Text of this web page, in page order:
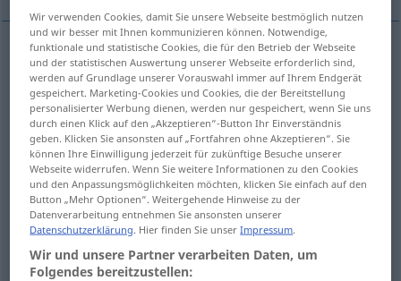
tear fetzenrasen
hare fetzen rasen
bemind-blowing fetzenmitreißen <h>
shout fetzenherumschreien
Wir verwenden Cookies, damit Sie unsere Webseite bestmöglich nutzen
und wir besser mit Ihnen kommunizieren können. Notwendige,
funktionale und statistische Cookies, die für den Betrieb der Webseite
und der statistischen Auswertung unserer Webseite erforderlich sind,
werden auf Grundlage unserer Vorauswahl immer auf Ihrem Endgerät
gespeichert. Marketing-Cookies und Cookies, die der Bereitstellung
personalisierter Werbung dienen, werden nur gespeichert, wenn Sie uns
durch einen Klick auf den „Akzeptieren“-Button Ihr Einverständnis
geben. Klicken Sie ansonsten auf „Fortfahren ohne Akzeptieren“. Sie
können Ihre Einwilligung jederzeit für zukünftige Besuche unserer
Webseite widerrufen. Wenn Sie weitere Informationen zu den Cookies
und den Anpassungsmöglichkeiten möchten, klicken Sie einfach auf den
Button „Mehr Optionen“. Weitergehende Hinweise zu der
Datenverarbeitung entnehmen Sie ansonsten unserer
Datenschutzerklärung. Hier finden Sie unserImpressum.
Wir und unsere Partner verarbeiten Daten, um
Folgendes bereitzustellen: